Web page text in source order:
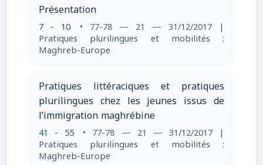
Présentation
7 - 10 • 77-78 — 21 — 31/12/2017 |
Pratiques plurilingues et mobilités :
Maghreb-Europe
Pratiques littéraciques et pratiques
plurilingues chez les jeunes issus de
l’immigration maghrébine
41 - 55 • 77-78 — 21 — 31/12/2017 |
Pratiques plurilingues et mobilités :
Maghreb-Europe